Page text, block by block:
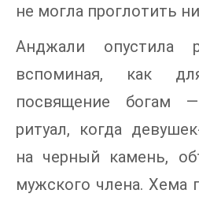
не могла проглотить
Анджали опустила
вспоминая, как
посвящение богам
ритуал, когда
на черный камень,
мужского члена. Хема